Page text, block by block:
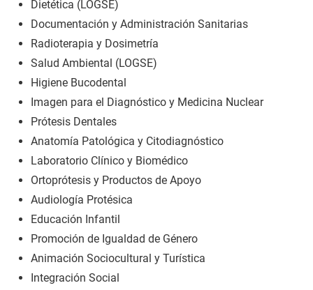
Dietética (LOGSE)
Documentación y Administración Sanitarias
Radioterapia y Dosimetría
Salud Ambiental (LOGSE)
Higiene Bucodental
Imagen para el Diagnóstico y Medicina Nuclear
Prótesis Dentales
Anatomía Patológica y Citodiagnóstico
Laboratorio Clínico y Biomédico
Ortoprótesis y Productos de Apoyo
Audiología Protésica
Educación Infantil
Promoción de Igualdad de Género
Animación Sociocultural y Turística
Integración Social